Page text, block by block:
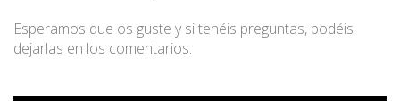
Esperamos que os guste y si tenéis preguntas, podéis
dejarlas en los comentarios.